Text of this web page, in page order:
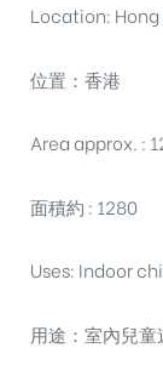
Location: Hong
位置：香港
Area approx. :
面積約 : 1280
Uses: Indoor
用途：室內兒童